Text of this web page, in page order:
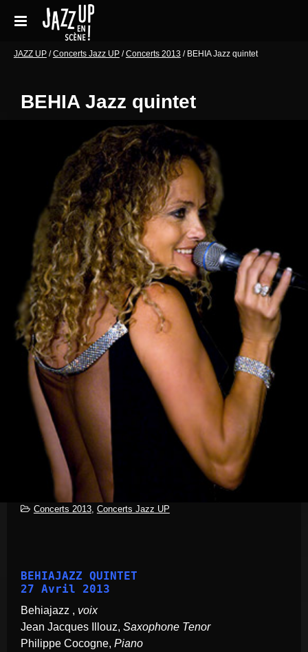
Accueil
Galeries de photos
Le festival en pratique
Soutenir le festival
Archives Concerts
Newsletter
Contact
JAZZ UP/Concerts Jazz UP/Concerts 2013 / BEHIA Jazz quintet
BEHIA Jazz quintet
Concerts 2013, Concerts Jazz UP
BEHIAJAZZ QUINTET
27 Avril 2013
Behiajazz , voix
Jean Jacques Illouz, Saxophone Tenor
Philippe Cocogne, Piano